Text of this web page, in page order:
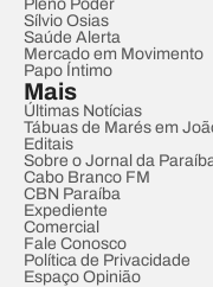
Pleno Poder
Sílvio Osias
Saúde Alerta
Mercado em Movimento
Papo Íntimo
Mais
Últimas Notícias
Tábuas de Marés em
Editais
Sobre o Jornal da
Cabo Branco FM
CBN Paraíba
Expediente
Comercial
Fale Conosco
Política de Privacidade
Espaço Opinião